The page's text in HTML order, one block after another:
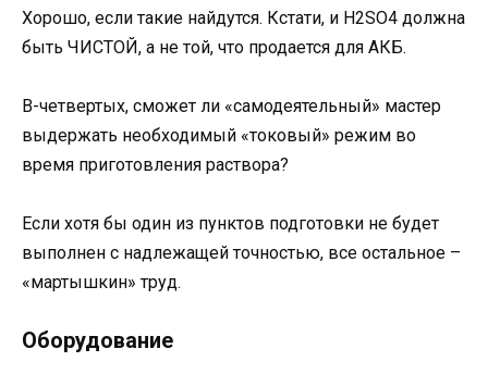
Хорошо, если такие найдутся. Кстати, и H2SO4 должна
быть ЧИСТОЙ, а не той, что продается для АКБ.
В-четвертых, сможет ли «самодеятельный» мастер
выдержать необходимый «токовый» режим во
время приготовления раствора?
Если хотя бы один из пунктов подготовки не будет
выполнен с надлежащей точностью, все остальное –
«мартышкин» труд.
Оборудование